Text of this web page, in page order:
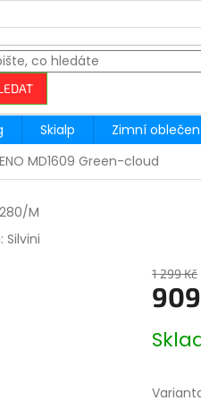
Skialp Zimní
MD1609 Green-cloud
M
Silvini
1 299 Kč
cena: